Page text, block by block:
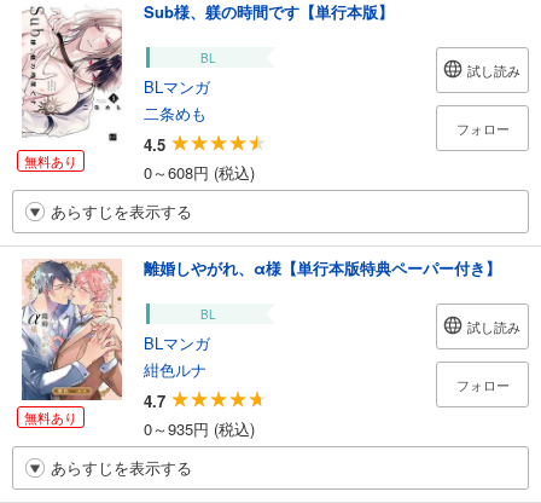
無料あり
Sub様、躾の時間です【単行本版】
BL
BLマンガ
二条めも
4.5
0～608円 (税込)
試し読み
フォロー
あらすじを表示する
無料あり
離婚しやがれ、α様【単行本版特典ペーパー付き】
BL
BLマンガ
紺色ルナ
4.7
0～935円 (税込)
試し読み
フォロー
あらすじを表示する